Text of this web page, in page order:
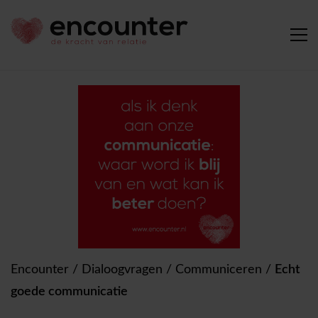
Encounter / Dialoogvragen / Communiceren / Echt
goede communicatie